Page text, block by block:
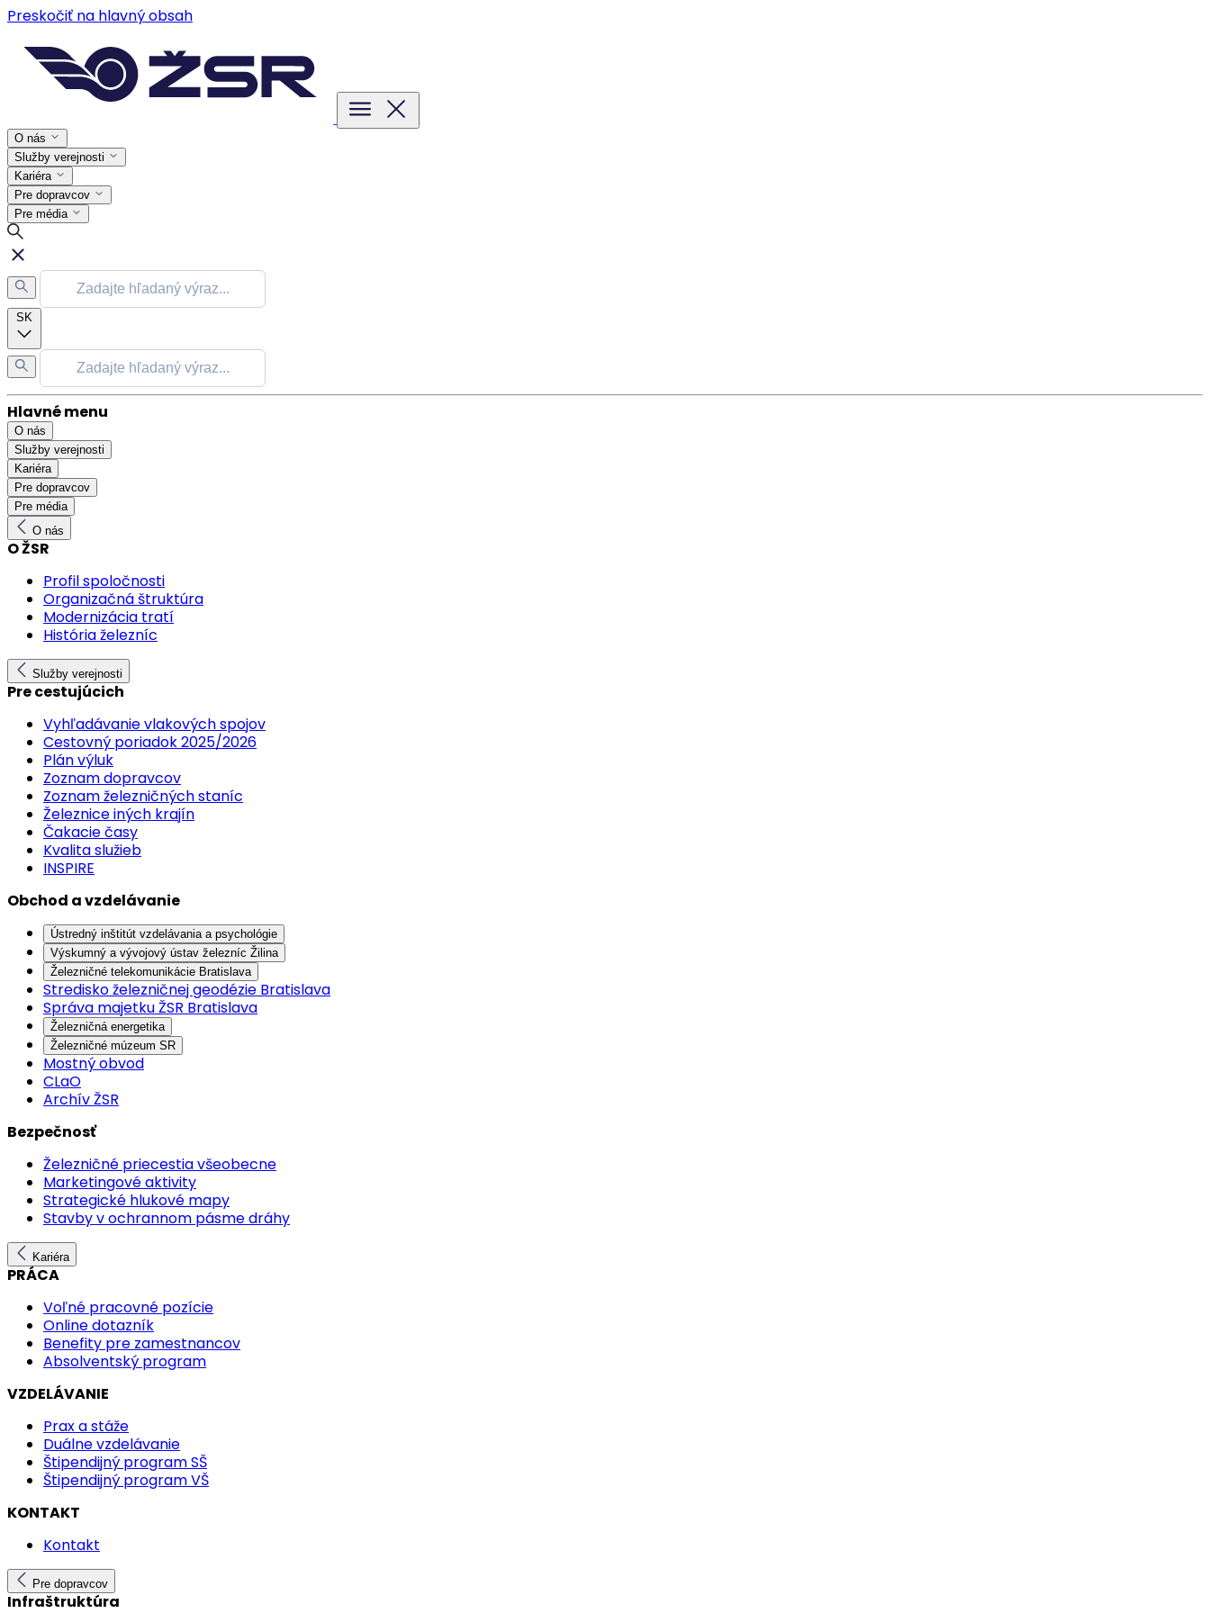
Preskočiť na hlavný obsah
O nás
Služby verejnosti
Kariéra
Pre dopravcov
Pre média
SK
Hlavné menu
O nás
Služby verejnosti
Kariéra
Pre dopravcov
Pre média
O nás
O ŽSR
Profil spoločnosti
Organizačná štruktúra
Modernizácia tratí
História železníc
Služby verejnosti
Pre cestujúcich
Vyhľadávanie vlakových spojov
Cestovný poriadok 2025/2026
Plán výluk
Zoznam dopravcov
Zoznam železničných staníc
Železnice iných krajín
Čakacie časy
Kvalita služieb
INSPIRE
Obchod a vzdelávanie
Ústredný inštitút vzdelávania a psychológie
Výskumný a vývojový ústav železníc Žilina
Železničné telekomunikácie Bratislava
Stredisko železničnej geodézie Bratislava
Správa majetku ŽSR Bratislava
Železničná energetika
Železničné múzeum SR
Mostný obvod
CLaO
Archív ŽSR
Bezpečnosť
Železničné priecestia všeobecne
Marketingové aktivity
Strategické hlukové mapy
Stavby v ochrannom pásme dráhy
Kariéra
PRÁCA
Voľné pracovné pozície
Online dotazník
Benefity pre zamestnancov
Absolventský program
VZDELÁVANIE
Prax a stáže
Duálne vzdelávanie
Štipendijný program SŠ
Štipendijný program VŠ
KONTAKT
Kontakt
Pre dopravcov
Infraštruktúra